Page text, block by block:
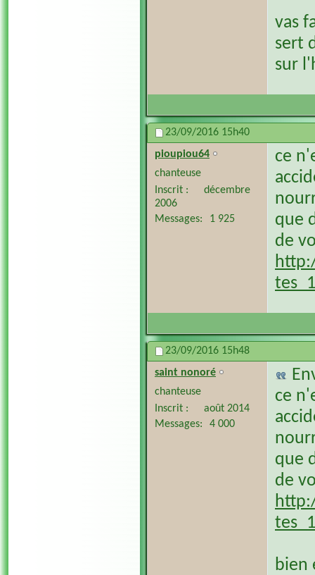
vas
sert
sur
23/09/2016 15h40
pioupiou64
chanteuse
Inscrit
décembre
2006
Messages
1 925
ce
que
de
23/09/2016 15h48
saint nonoré
chanteuse
Inscrit
août 2014
Messages
4 000
ce
que
de
bien